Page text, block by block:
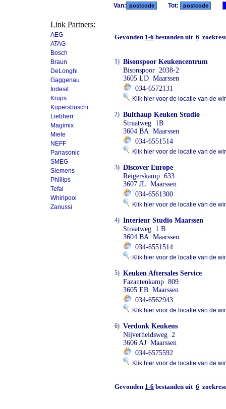
Link Partners:
AEG
ATAG
Bosch
Braun
DeLonghi
Gaggenau
Indesit
Krups
Kupersbuschi
Liebherr
Magimix
Miele
NEFF
Panasonic
SMEG
Siemens
Phillips
Tefal
Whirlpool
Zanussi
Van: Tot:
Gevonden 1-6 bestanden uit 6
1) Bisonspoor Keukencentrum
Bisonspoor 2038-2
3605 LD Maarssen
034-6572131
Klik hier voor de locatie van de
2) Bulthaup Keuken Studio
Straatweg 1B
3604 BA Maarssen
034-6551514
Klik hier voor de locatie van de
3) Discover Europe
Reigerskamp 633
3607 JL Maarssen
034-6561300
Klik hier voor de locatie van de
4) Interieur Studio Maarssen
Straatweg 1 B
3604 BA Maarssen
034-6551514
Klik hier voor de locatie van de
5) Keuken Aftersales Service
Fazantenkamp 809
3605 EB Maarssen
034-6562943
Klik hier voor de locatie van de
6) Verdonk Keukens
Nijverheidsweg 2
3606 AJ Maarssen
034-6575592
Klik hier voor de locatie van de
Gevonden 1-6 bestanden uit 6